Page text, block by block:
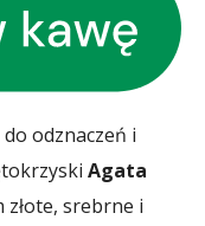
odznaczeń i
Agata
złote, srebrne i